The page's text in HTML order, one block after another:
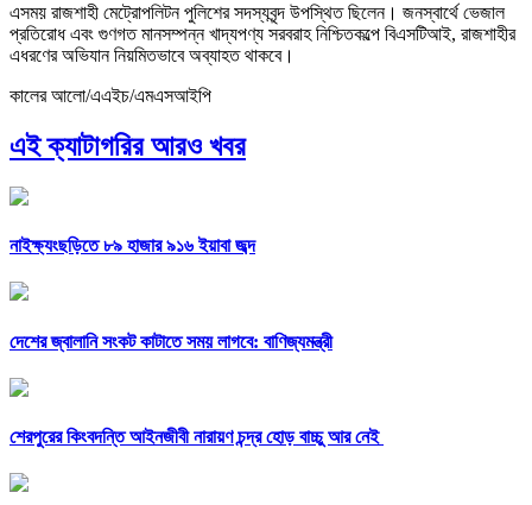
এসময় রাজশাহী মেট্রোপলিটন পুলিশের সদস্যবৃন্দ উপস্থিত ছিলেন। জনস্বার্থে ভেজাল
প্রতিরোধ এবং গুণগত মানসম্পন্ন খাদ্যপণ্য সরবরাহ নিশ্চিতকল্পে বিএসটিআই, রাজশাহীর
এধরণের অভিযান নিয়মিতভাবে অব্যাহত থাকবে।
কালের আলো/এএইচ/এমএসআইপি
এই ক্যাটাগরির আরও খবর
নাইক্ষ্যংছড়িতে ৮৯ হাজার ৯১৬ ইয়াবা জব্দ
দেশের জ্বালানি সংকট কাটাতে সময় লাগবে: বাণিজ্যমন্ত্রী
শেরপুরের কিংবদন্তি আইনজীবী নারায়ণ চন্দ্র হোড় বাচ্চু আর নেই